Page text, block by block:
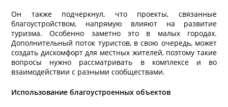
Он также подчеркнул, что проекты, связанные
благоустройством, напрямую влияют на развитие
туризма. Особенно заметно это в малых городах.
Дополнительный поток туристов, в свою очередь, может
создать дискомфорт для местных жителей, поэтому такие
вопросы нужно рассматривать в комплексе и во
взаимодействии с разными сообществами.
Использование благоустроенных объектов